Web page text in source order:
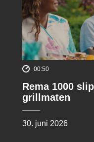
00:50
Rema 1000
grillmaten
30. juni 2026